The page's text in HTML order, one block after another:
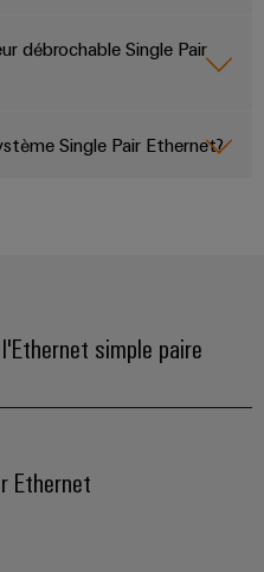
débrochable Single Pair
Single Pair Ethernet?
simple paire
Ethernet